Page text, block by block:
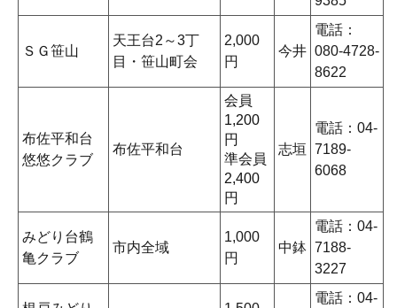
ＳＧ笹山
天王台2～3丁
目・笹山町会
2,000
円
今井
電話：
080-4728-
8622
布佐平和台
悠悠クラブ
布佐平和台
会員
1,200
円
準会員
2,400
円
志垣
電話：04-
7189-
6068
みどり台鶴
亀クラブ
市内全域
1,000
円
中鉢
電話：04-
7188-
3227
電話：04-